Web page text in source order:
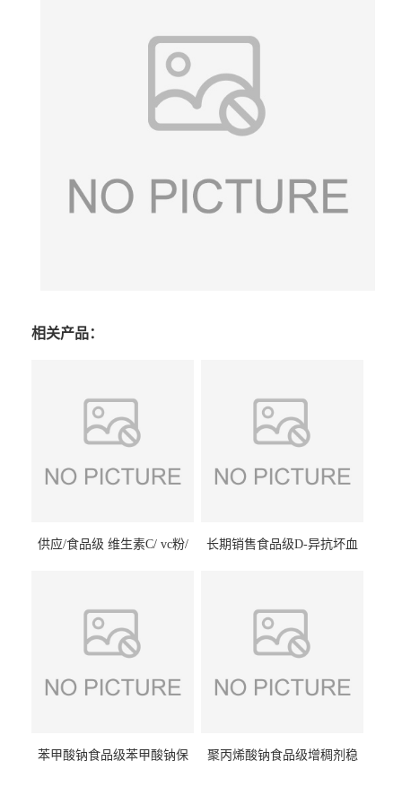
相关产品：
供应/食品级 维生素C/ vc粉/
长期销售食品级D-异抗坏血
苯甲酸钠食品级苯甲酸钠保
聚丙烯酸钠食品级增稠剂稳